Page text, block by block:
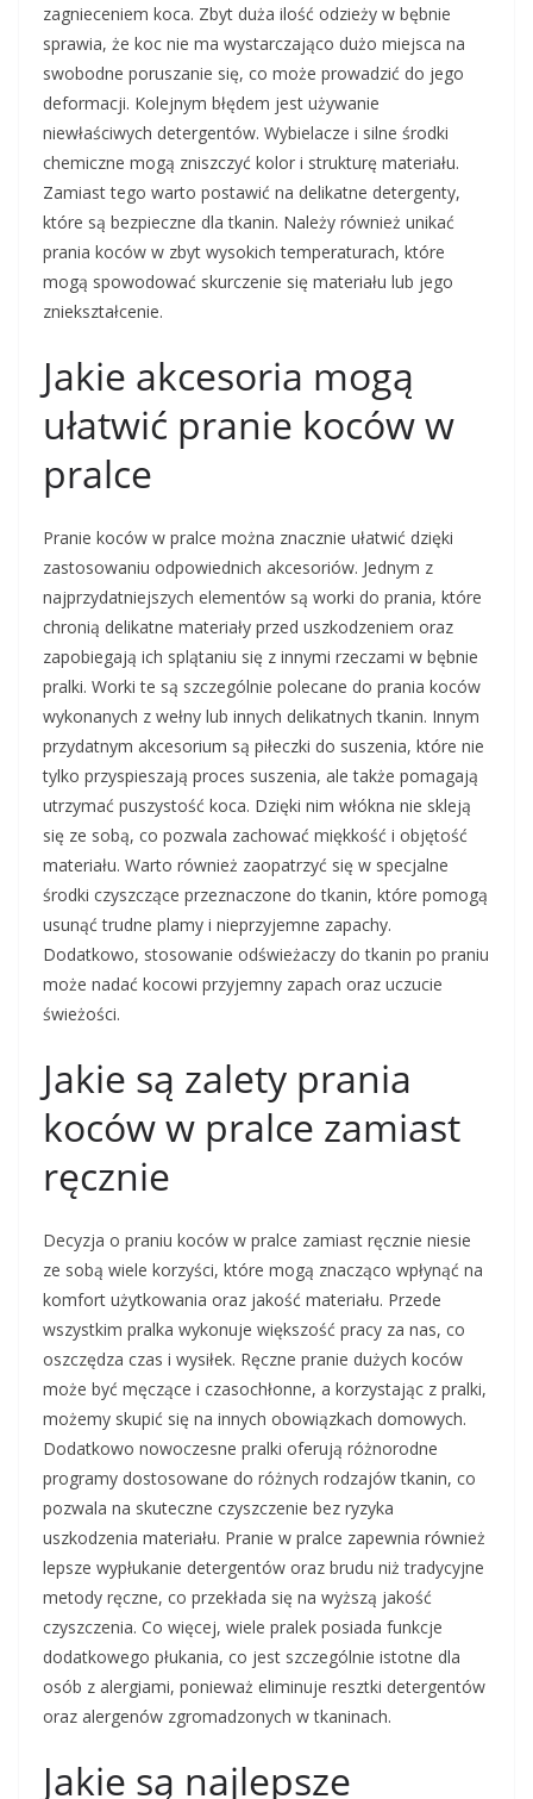
zagnieceniem koca. Zbyt duża ilość odzieży w bębnie
sprawia, że koc nie ma wystarczająco dużo miejsca na
swobodne poruszanie się, co może prowadzić do jego
deformacji. Kolejnym błędem jest używanie
niewłaściwych detergentów. Wybielacze i silne środki
chemiczne mogą zniszczyć kolor i strukturę materiału.
Zamiast tego warto postawić na delikatne detergenty,
które są bezpieczne dla tkanin. Należy również unikać
prania koców w zbyt wysokich temperaturach, które
mogą spowodować skurczenie się materiału lub jego
zniekształcenie.
Jakie akcesoria mogą
ułatwić pranie koców w
pralce
Pranie koców w pralce można znacznie ułatwić dzięki
zastosowaniu odpowiednich akcesoriów. Jednym z
najprzydatniejszych elementów są worki do prania, które
chronią delikatne materiały przed uszkodzeniem oraz
zapobiegają ich splątaniu się z innymi rzeczami w bębnie
pralki. Worki te są szczególnie polecane do prania koców
wykonanych z wełny lub innych delikatnych tkanin. Innym
przydatnym akcesorium są piłeczki do suszenia, które nie
tylko przyspieszają proces suszenia, ale także pomagają
utrzymać puszystość koca. Dzięki nim włókna nie skleją
się ze sobą, co pozwala zachować miękkość i objętość
materiału. Warto również zaopatrzyć się w specjalne
środki czyszczące przeznaczone do tkanin, które pomogą
usunąć trudne plamy i nieprzyjemne zapachy.
Dodatkowo, stosowanie odświeżaczy do tkanin po praniu
może nadać kocowi przyjemny zapach oraz uczucie
świeżości.
Jakie są zalety prania
koców w pralce zamiast
ręcznie
Decyzja o praniu koców w pralce zamiast ręcznie niesie
ze sobą wiele korzyści, które mogą znacząco wpłynąć na
komfort użytkowania oraz jakość materiału. Przede
wszystkim pralka wykonuje większość pracy za nas, co
oszczędza czas i wysiłek. Ręczne pranie dużych koców
może być męczące i czasochłonne, a korzystając z pralki,
możemy skupić się na innych obowiązkach domowych.
Dodatkowo nowoczesne pralki oferują różnorodne
programy dostosowane do różnych rodzajów tkanin, co
pozwala na skuteczne czyszczenie bez ryzyka
uszkodzenia materiału. Pranie w pralce zapewnia również
lepsze wypłukanie detergentów oraz brudu niż tradycyjne
metody ręczne, co przekłada się na wyższą jakość
czyszczenia. Co więcej, wiele pralek posiada funkcje
dodatkowego płukania, co jest szczególnie istotne dla
osób z alergiami, ponieważ eliminuje resztki detergentów
oraz alergenów zgromadzonych w tkaninach.
Jakie są najlepsze